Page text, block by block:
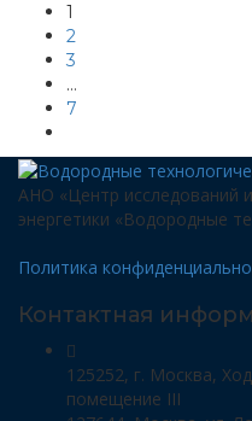
1
2
3
…
7
АНО «Центр исследований
энергетики «Водородные
Политика
Контактная
125252, г. Москва,
помещение III